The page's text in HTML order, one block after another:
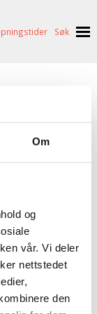
Om
og
vår. Vi deler
nettstedet
den
Søk